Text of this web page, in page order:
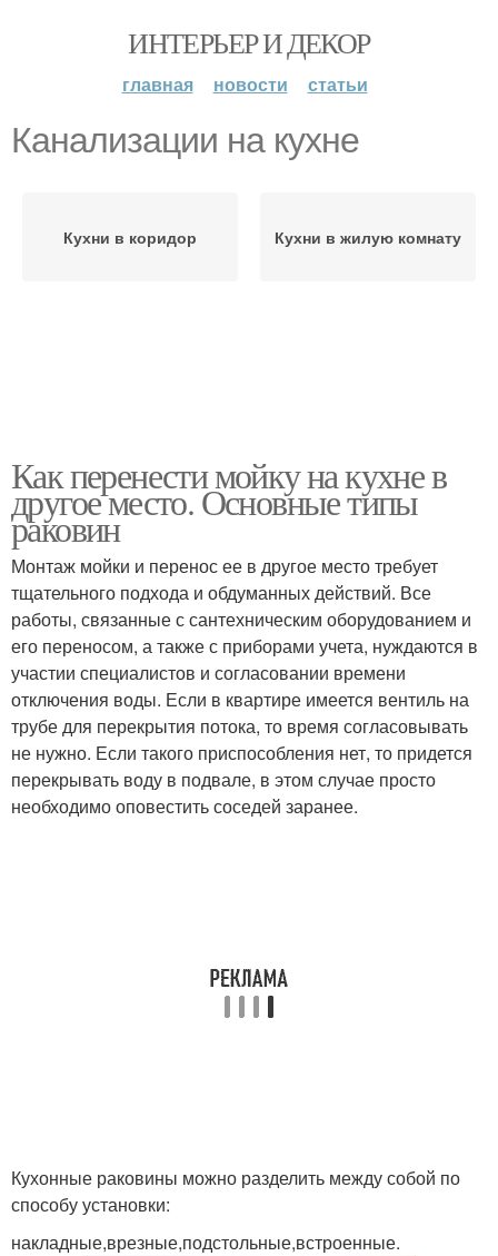
ИНТЕРЬЕР И ДЕКОР
главная новости статьи
Канализации на кухне
Кухни в коридор Кухни в жилую комнату
Как перенести мойку на кухне в
другое место. Основные типы
раковин
Монтаж мойки и перенос ее в другое место требует
тщательного подхода и обдуманных действий. Все
работы, связанные с сантехническим оборудованием и
его переносом, а также с приборами учета, нуждаются в
участии специалистов и согласовании времени
отключения воды. Если в квартире имеется вентиль на
трубе для перекрытия потока, то время согласовывать
не нужно. Если такого приспособления нет, то придется
перекрывать воду в подвале, в этом случае просто
необходимо оповестить соседей заранее.
Кухонные раковины можно разделить между собой по
способу установки:
накладные,врезные,подстольные,встроенные.